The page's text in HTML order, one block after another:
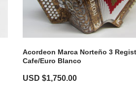
Acordeon Marca Norteño 3
Cafe/Euro Blanco
USD $1,750.00